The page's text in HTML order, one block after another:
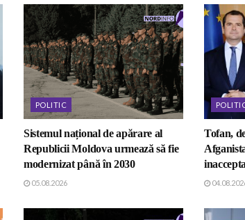
POLITIC
Sistemul național de apărare al
Republicii Moldova urmează să fie
modernizat până în 2030
05.08.2026
Tofan,